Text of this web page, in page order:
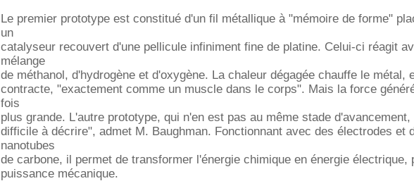
Le premier prototype est constitué d'un fil métallique à "mémoire de forme"
un
catalyseur recouvert d'une pellicule infiniment fine de platine. Celui-ci réagit
mélange
de méthanol, d'hydrogène et d'oxygène. La chaleur dégagée chauffe le métal,
contracte, "exactement comme un muscle dans le corps". Mais la force
fois
plus grande. L'autre prototype, qui n'en est pas au même stade
difficile à décrire", admet M. Baughman. Fonctionnant avec des électrodes et
nanotubes
de carbone, il permet de transformer l'énergie chimique en énergie électrique,
puissance mécanique.